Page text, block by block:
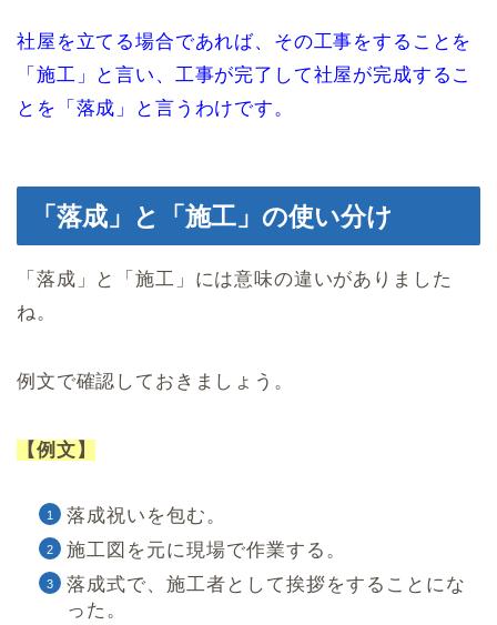
社屋を立てる場合であれば、その工事をすることを
「施工」と言い、工事が完了して社屋が完成するこ
とを「落成」と言うわけです。
「落成」と「施工」の使い分け
「落成」と「施工」には意味の違いがありました
ね。
例文で確認しておきましょう。
【例文】
落成祝いを包む。
施工図を元に現場で作業する。
落成式で、施工者として挨拶をすることにな
った。